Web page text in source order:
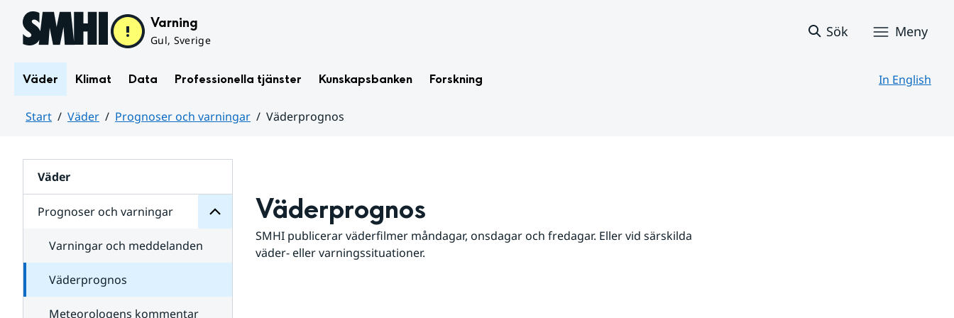
Hoppa till sidans innehåll Varning
Gul, Sverige
Sök Meny
Väder Klimat Data Professionella tjänster Kunskapsbanken Forskning In English
Start Väder Prognoser och varningar
Väderprognos
Väder
Prognoser och varningar
för
varningar
Varningar och meddelanden
Väderprognos
Meteorologens kommentar
Väderprognos
SMHI publicerar väderfilmer måndagar, onsdagar och fredagar. Eller vid särskilda
väder- eller varningssituationer.